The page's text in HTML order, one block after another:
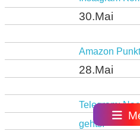
30.Mai
Amazon
28.Mai
Telegram:
gehts!